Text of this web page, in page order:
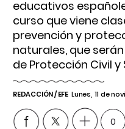
educativos
curso que viene
prevención y
naturales, que
de Protección Civil
REDACCIÓN / EFE Lunes, 11 de
0